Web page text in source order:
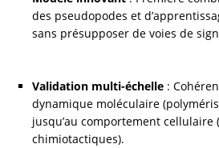
des pseudopodes et
sans présupposer de voies de
Validation multi-échelle :
dynamique moléculaire
jusqu’au comportement cellulaire
chimiotactiques).